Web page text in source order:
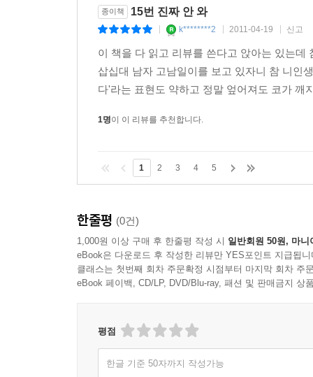
종이책 15번 진짜 안 와
k********2 2011-04-19 신고
이 책을 다 읽고 리뷰를 쓴다고 앉아는 있는
삽십대 남자 고남일이를 보고 있자니 참 니인
다'라는 표현도 약하고 정말 엎어져도 코가
1명이 이 리뷰를 추천합니다.
1 2 3 4 5
한줄평 (0건)
1,000원 이상 구매 후 한줄평 작성 시 일반회원 50원, 마니
eBook은 다운로드 후 작성한 리뷰만 YES포인트 지급됩니
클래스는 첫번째 회차 주문확정 시점부터 마지막 회차 주
eBook 페이백, CD/LP, DVD/Blu-ray, 패션 및 판매금지 상
평점
한글 기준 50자까지 작성가능